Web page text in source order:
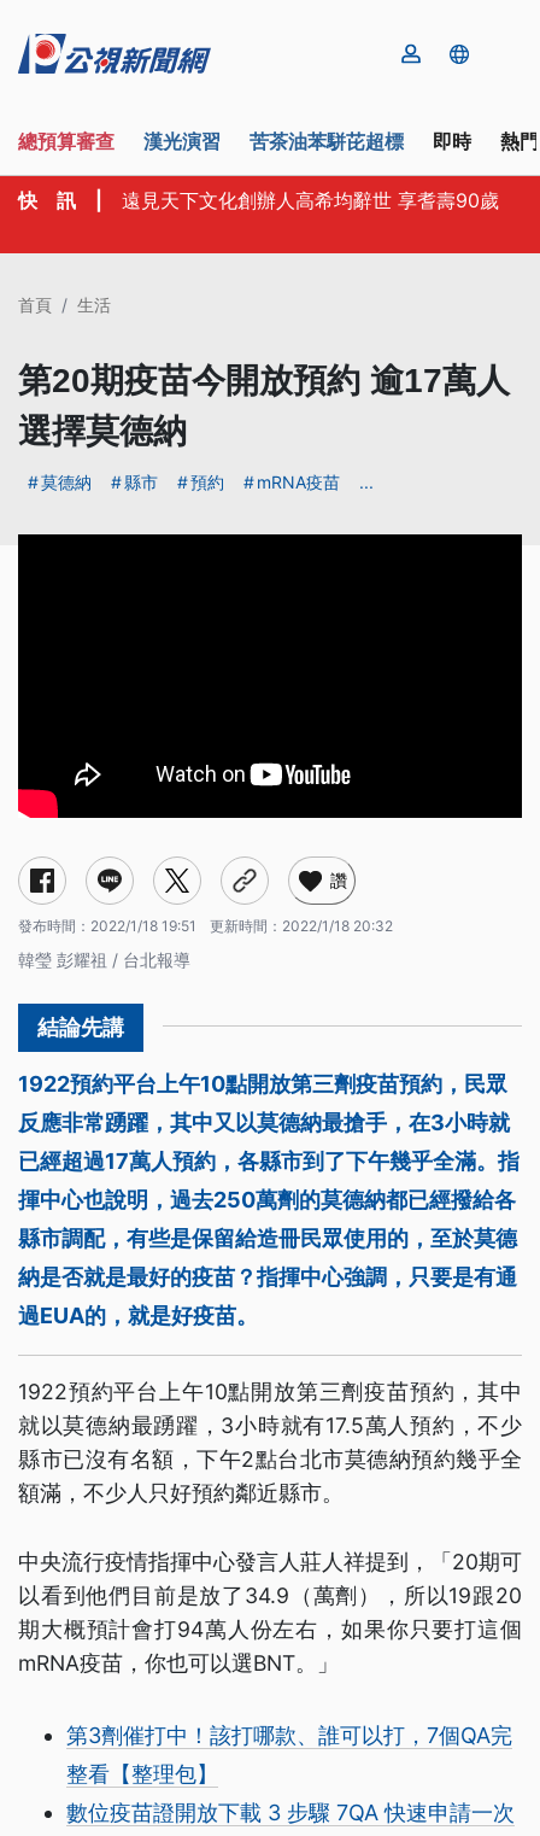
總預算審查 漢光演習 苦茶油苯駢芘超標 即時 熱
快 訊 遠見天下文化創辦人高希均辭世 享耆壽90歲
首頁 生活
第20期疫苗今開放預約 逾17萬人
選擇莫德納
莫德納 縣市 預約 mRNA疫苗 ...
讚
發布時間： 2022/1/18 19:51 更新時間： 2022/1/18 20:32
韓瑩 彭耀祖 / 台北報導
1922預約平台上午10點開放第三劑疫苗預約，民眾
反應非常踴躍，其中又以莫德納最搶手，在3小時就
已經超過17萬人預約，各縣市到了下午幾乎全滿。指
揮中心也說明，過去250萬劑的莫德納都已經撥給各
縣市調配，有些是保留給造冊民眾使用的，至於莫德
納是否就是最好的疫苗？指揮中心強調，只要是有通
過EUA的，就是好疫苗。
1922預約平台上午10點開放第三劑疫苗預約，其中
就以莫德納最踴躍，3小時就有17.5萬人預約，不少
縣市已沒有名額，下午2點台北市莫德納預約幾乎全
額滿，不少人只好預約鄰近縣市。
中央流行疫情指揮中心發言人莊人祥提到，「20期可
以看到他們目前是放了34.9（萬劑），所以19跟20
期大概預計會打94萬人份左右，如果你只要打這個
mRNA疫苗，你也可以選BNT。」
第3劑催打中！該打哪款、誰可以打，7個QA完
整看【整理包】
數位疫苗證開放下載 3 步驟 7QA 快速申請一次